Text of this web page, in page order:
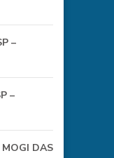
–
–
MOGI DAS